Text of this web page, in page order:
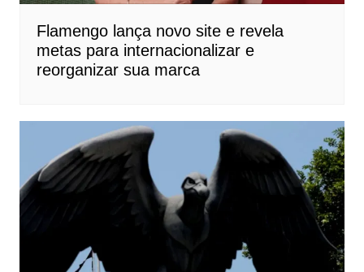
Flamengo lança novo site e revela
metas para internacionalizar e
reorganizar sua marca